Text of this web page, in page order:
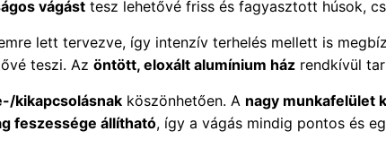
vágást tesz lehetővé friss és fagyasztott húsok,
lett tervezve, így intenzív terhelés mellett is
teszi. Az öntött, eloxált alumínium ház rendkívül
kikapcsolásnak köszönhetően. A nagy munkafelület
feszessége állítható, így a vágás mindig pontos és